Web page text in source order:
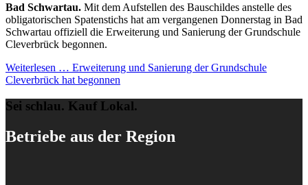
Bad Schwartau. Mit dem Aufstellen des Bauschildes anstelle des
obligatorischen Spatenstichs hat am vergangenen Donnerstag in Bad
Schwartau offiziell die Erweiterung und Sanierung der Grundschule
Cleverbrück begonnen.
Weiterlesen … Erweiterung und Sanierung der Grundschule
Cleverbrück hat begonnen
Sei schlau. Kauf Lokal.
Betriebe aus der Region